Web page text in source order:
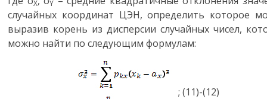
X Y
случайных координат ЦЭН, определить которое
выразив корень из дисперсии случайных чисел,
можно найти по следующим формулам:
; (11)-(12)